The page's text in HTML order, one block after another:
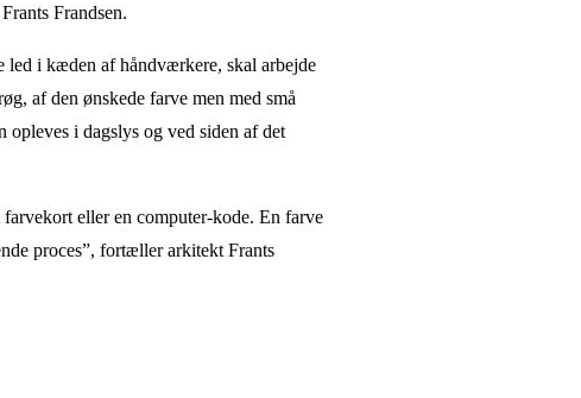
Frandsen.
led i kæden af håndværkere, skal arbejde
af den ønskede farve men med små
i dagslys og ved siden af det
eller en computer-kode. En farve
proces”, fortæller arkitekt Frants